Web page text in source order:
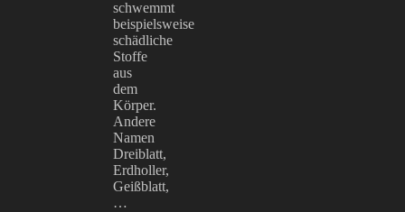
schwemmt
beispielsweise
schädliche
Stoffe
aus
dem
Körper.
Andere
Namen
Dreiblatt,
Erdholler,
Geißblatt,
…